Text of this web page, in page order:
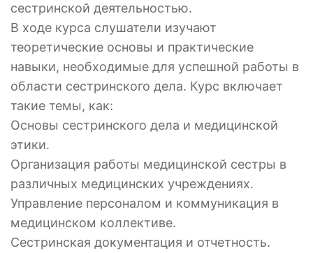
сестринской деятельностью.
В ходе курса слушатели изучают
теоретические основы и практические
навыки, необходимые для успешной работы в
области сестринского дела. Курс включает
такие темы, как:
Основы сестринского дела и медицинской
этики.
Организация работы медицинской сестры в
различных медицинских учреждениях.
Управление персоналом и коммуникация в
медицинском коллективе.
Сестринская документация и отчетность.